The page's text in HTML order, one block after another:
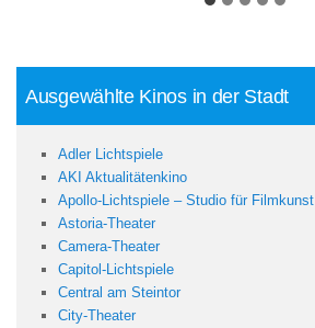
Ausgewählte Kinos in der Stadt
Adler Lichtspiele
AKI Aktualitätenkino
Apollo-Lichtspiele – Studio für Filmkunst
Astoria-Theater
Camera-Theater
Capitol-Lichtspiele
Central am Steintor
City-Theater